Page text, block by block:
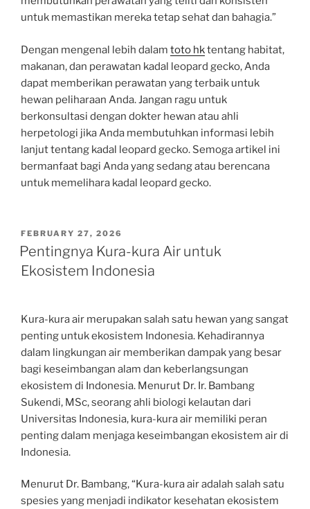
untuk memastikan mereka tetap sehat dan bahagia.”
Dengan mengenal lebih dalam toto hktentang habitat,
makanan, dan perawatan kadal leopard gecko, Anda
dapat memberikan perawatan yang terbaik untuk
hewan peliharaan Anda. Jangan ragu untuk
berkonsultasi dengan dokter hewan atau ahli
herpetologi jika Anda membutuhkan informasi lebih
lanjut tentang kadal leopard gecko. Semoga artikel ini
bermanfaat bagi Anda yang sedang atau berencana
untuk memelihara kadal leopard gecko.
POSTED
ON
FEBRUARY 27, 2026
Pentingnya Kura-kura Air untuk
Ekosistem Indonesia
Kura-kura air merupakan salah satu hewan yang sangat
penting untuk ekosistem Indonesia. Kehadirannya
dalam lingkungan air memberikan dampak yang besar
bagi keseimbangan alam dan keberlangsungan
ekosistem di Indonesia. Menurut Dr. Ir. Bambang
Sukendi, MSc, seorang ahli biologi kelautan dari
Universitas Indonesia, kura-kura air memiliki peran
penting dalam menjaga keseimbangan ekosistem air di
Indonesia.
Menurut Dr. Bambang, “Kura-kura air adalah salah satu
spesies yang menjadi indikator kesehatan ekosistem